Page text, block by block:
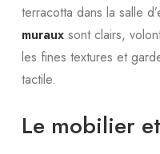
terracotta dans la salle
muraux sont clairs,
les fines textures et
tactile.
Le mobilier